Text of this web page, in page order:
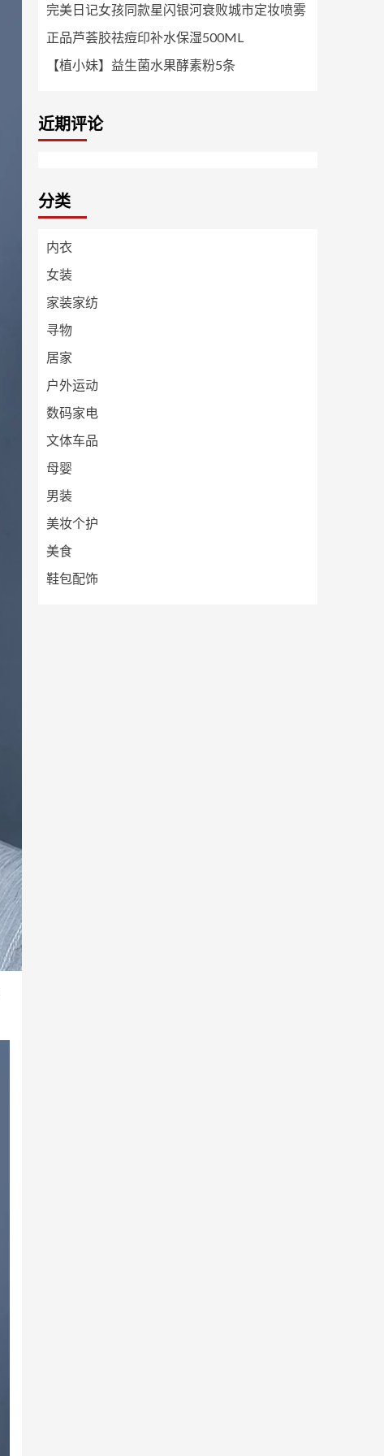
完美日记女孩同款星闪银河衰败城市定妆喷雾
正品芦荟胶祛痘印补水保湿500ML
【植小妹】益生菌水果酵素粉5条
近期评论
分类
内衣
女装
家装家纺
寻物
居家
户外运动
数码家电
文体车品
母婴
男装
美妆个护
美食
鞋包配饰